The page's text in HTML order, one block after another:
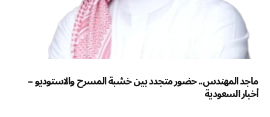
ماجد المهندس.. حضور متجدد بين خشبة المسرح والاستوديو –
أخبار السعودية